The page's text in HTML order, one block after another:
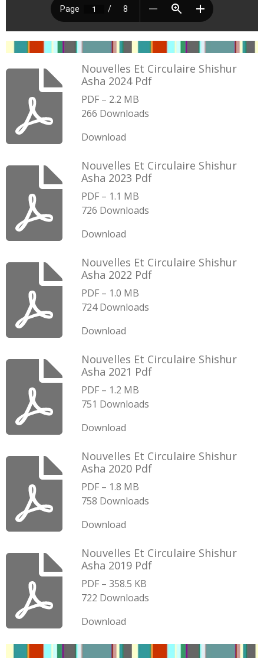
Nouvelles Et Circulaire Shishur
Asha 2024 Pdf
PDF – 2.2 MB
266 Downloads
Download
Nouvelles Et Circulaire Shishur
Asha 2023 Pdf
PDF – 1.1 MB
726 Downloads
Download
Nouvelles Et Circulaire Shishur
Asha 2022 Pdf
PDF – 1.0 MB
724 Downloads
Download
Nouvelles Et Circulaire Shishur
Asha 2021 Pdf
PDF – 1.2 MB
751 Downloads
Download
Nouvelles Et Circulaire Shishur
Asha 2020 Pdf
PDF – 1.8 MB
758 Downloads
Download
Nouvelles Et Circulaire Shishur
Asha 2019 Pdf
PDF – 358.5 KB
722 Downloads
Download